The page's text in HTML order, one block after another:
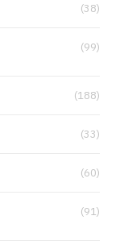
(38)
(99)
(188)
(33)
(60)
(91)